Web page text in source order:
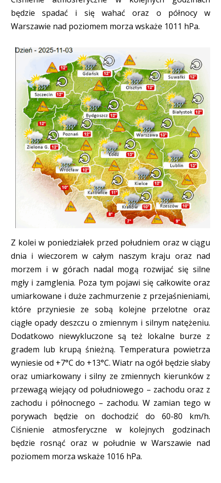
będzie spadać i się wahać oraz o północy w
Warszawie nad poziomem morza wskaże 1011 hPa.
Z kolei w poniedziałek przed południem oraz w ciągu
dnia i wieczorem w całym naszym kraju oraz nad
morzem i w górach nadal mogą rozwijać się silne
mgły i zamglenia. Poza tym pojawi się całkowite oraz
umiarkowane i duże zachmurzenie z przejaśnieniami,
które przyniesie ze sobą kolejne przelotne oraz
ciągłe opady deszczu o zmiennym i silnym natężeniu.
Dodatkowo niewykluczone są też lokalne burze z
gradem lub krupą śnieżną. Temperatura powietrza
wyniesie od +7°C do +13°C. Wiatr na ogół będzie słaby
oraz umiarkowany i silny ze zmiennych kierunków z
przewagą wiejący od południowego – zachodu oraz z
zachodu i północnego – zachodu. W zamian tego w
porywach będzie on dochodzić do 60-80 km/h.
Ciśnienie atmosferyczne w kolejnych godzinach
będzie rosnąć oraz w południe w Warszawie nad
poziomem morza wskaże 1016 hPa.